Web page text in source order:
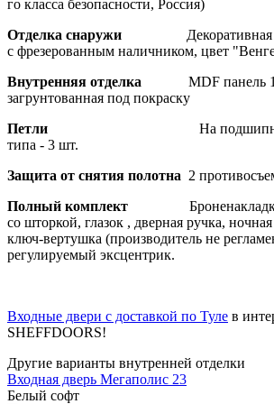
го класса безопасности, Россия)
Отделка снаружи
с фрезерованным наличником, цвет
Внутренняя отделка MDF панель
загрунтованная под покраску
Петли На
типа - 3 шт.
Защита от снятия полотна 2
Полный комплект
со шторкой, глазок , дверная ручка,
ключ-вертушка (производитель не
регулируемый эксцентрик.
Входные двери с доставкой по Туле в
SHEFFDOORS!
Другие варианты внутренней отделки
Входная дверь Мегаполис 23
Белый софт